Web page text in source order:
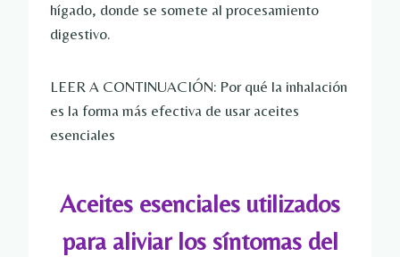
hígado, donde se somete al procesamiento
digestivo.
LEER A CONTINUACIÓN: Por qué la inhalación
es la forma más efectiva de usar aceites
esenciales
Aceites esenciales utilizados
para aliviar los síntomas del